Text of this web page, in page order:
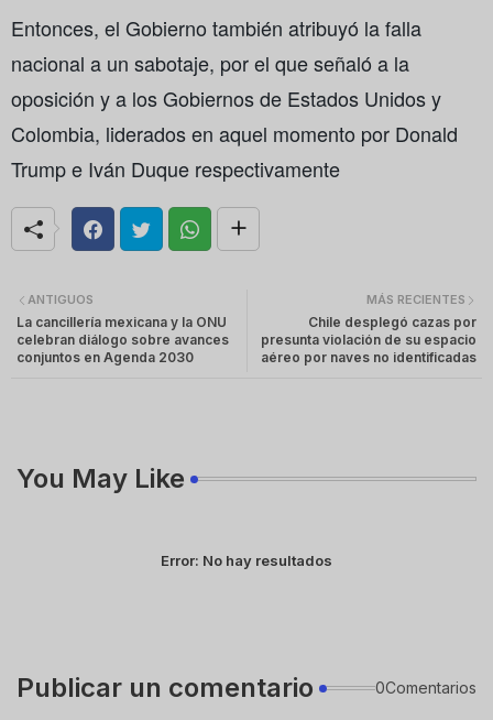
Entonces, el Gobierno también atribuyó la falla
nacional a un sabotaje, por el que señaló a la
oposición y a los Gobiernos de Estados Unidos y
Colombia, liderados en aquel momento por Donald
Trump e Iván Duque respectivamente
MÁS RECIENTES
Chile desplegó cazas por
presunta violación de su espacio
aéreo por naves no identificadas
ANTIGUOS
La cancillería mexicana y la ONU
celebran diálogo sobre avances
conjuntos en Agenda 2030
You May Like
Error: No hay resultados
Publicar un comentario 0Comentarios